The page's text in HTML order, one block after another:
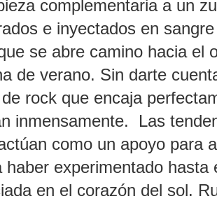
complementaria a un
e inyectados en
se abre camino hacia el
de verano. Sin darte
rock que encaja
inmensamente. Las
como un apoyo para
experimentado hasta
en el corazón del sol.